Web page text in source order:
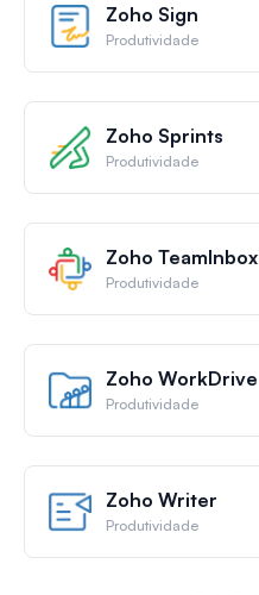
Zoho Sign
Produtividade
Zoho Sprints
Produtividade
Zoho TeamInbox
Produtividade
Zoho WorkDrive
Produtividade
Zoho Writer
Produtividade